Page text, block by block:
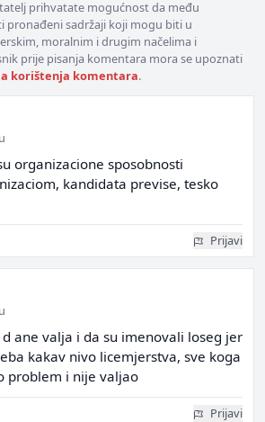
prihvatate mogućnost da među
pronađeni sadržaji koji mogu biti u
moralnim i drugim načelima i
prije pisanja komentara mora se upoznati
korištenja komentara.
organizacione sposobnosti
kandidata previse, tesko
Prijavi
ane valja i da su imenovali loseg jer
kakav nivo licemjerstva, sve koga
problem i nije valjao
Prijavi